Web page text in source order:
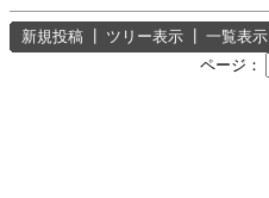
新規投稿 ツリー表示 一覧表示
ページ：